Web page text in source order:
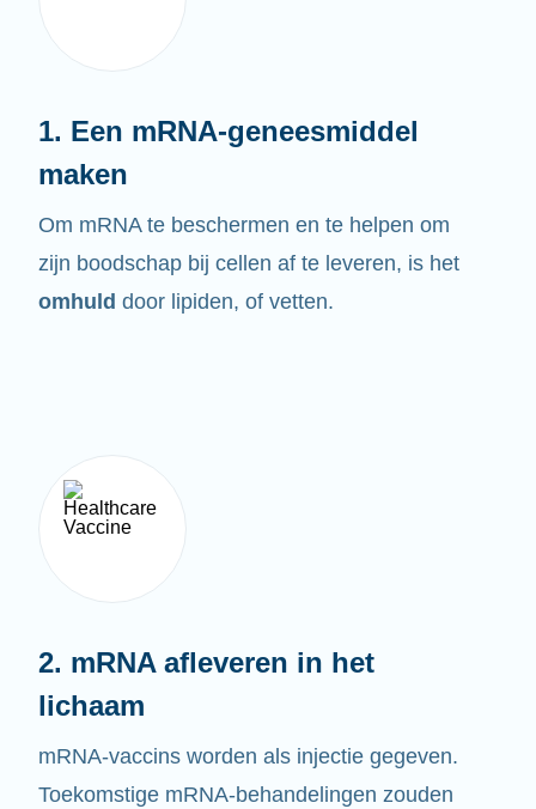
1. Een mRNA-geneesmiddel
maken
Om mRNA te beschermen en te helpen om
zijn boodschap bij cellen af te leveren, is het
omhuld door lipiden, of vetten.
2. mRNA afleveren in het
lichaam
mRNA-vaccins worden als injectie gegeven.
Toekomstige mRNA-behandelingen zouden